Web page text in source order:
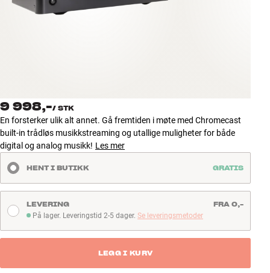
Tilbehør
NYHETER
TILBUD
Finn Butikk
Kundeservice
Logg inn
Kundeservice
Bygg med lyd
9 998,-/ STK
En forsterker ulik alt annet. Gå fremtiden i møte med Chromecast
built-in trådløs musikkstreaming og utallige muligheter for både
digital og analog musikk! Les mer
HENT I BUTIKK GRATIS
På lager. Leveringstid 2-5 dager
På lager. Leveringstid 2-5 dager. Se leveringsmetoder
LEVERING FRA 0,-
LEGG I KURV